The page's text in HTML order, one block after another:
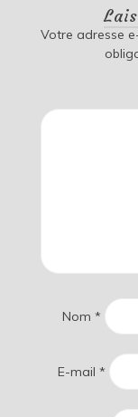
Votre adresse
Nom *
E-mail *